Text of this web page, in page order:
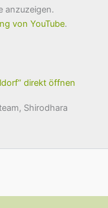
anzuzeigen.
von YouTube.
direkt öffnen
Shirodhara